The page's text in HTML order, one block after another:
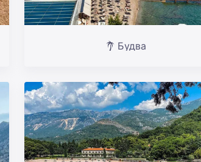
Будва